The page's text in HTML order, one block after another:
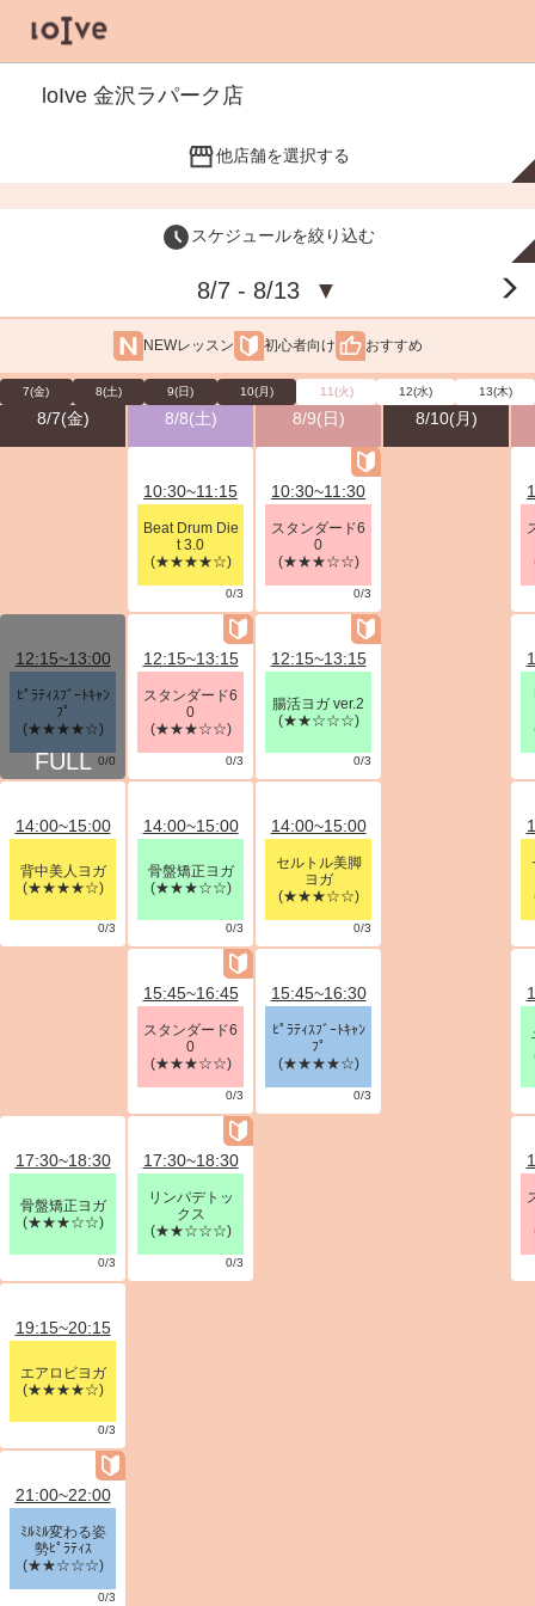
loIve 金沢ラパーク店
他店舗を選択する
スケジュールを絞り込む
8/7 - 8/13 ▼
NEWレッスン 初心者向け おすすめ
7(金) 8(土) 9(日) 10(月) 11(火) 12(水) 13(木)
8/7(金) 8/8(土) 8/9(日) 8/10(月)
10:30~11:15
Beat Drum Die
t 3.0
(★★★★☆)
0/3
10:30~11:30
スタンダード6
0
(★★★☆☆)
0/3
12:15~13:00
ﾋﾟﾗﾃｨｽﾌﾞｰﾄｷｬﾝ
ﾌﾟ
(★★★★☆)
0/0
12:15~13:15
スタンダード6
0
(★★★☆☆)
0/3
12:15~13:15
腸活ヨガ ver.2
(★★☆☆☆)
0/3
14:00~15:00
背中美人ヨガ
(★★★★☆)
0/3
14:00~15:00
骨盤矯正ヨガ
(★★★☆☆)
0/3
14:00~15:00
セルトル美脚
ヨガ
(★★★☆☆)
0/3
15:45~16:45
スタンダード6
0
(★★★☆☆)
0/3
15:45~16:30
ﾋﾟﾗﾃｨｽﾌﾞｰﾄｷｬﾝ
ﾌﾟ
(★★★★☆)
0/3
17:30~18:30
骨盤矯正ヨガ
(★★★☆☆)
0/3
17:30~18:30
リンパデトッ
クス
(★★☆☆☆)
0/3
19:15~20:15
エアロビヨガ
(★★★★☆)
0/3
21:00~22:00
ﾐﾙﾐﾙ変わる姿
勢ﾋﾟﾗﾃｨｽ
(★★☆☆☆)
0/3